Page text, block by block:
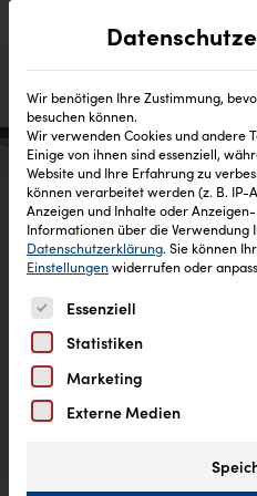
PEG
Wir benötigen Ihre Zustimmung,
besuchen können.
Wir verwenden Cookies und andere
Einige von ihnen sind essenziell,
Website und Ihre Erfahrung zu
können verarbeitet werden (z. B. IP-
Anzeigen und Inhalte oder
Informationen über die Verwendung
Datenschutzerklärung. Sie können
Einstellungenwiderrufen oder
Es folgt eine Liste der
Essenziell
Statistiken
Marketing
Externe Medien